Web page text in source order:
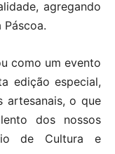
agregando
como um evento
edição especial,
artesanais, o que
dos nossos
de Cultura e